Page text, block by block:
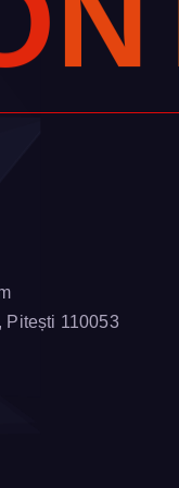
Pitești 110053